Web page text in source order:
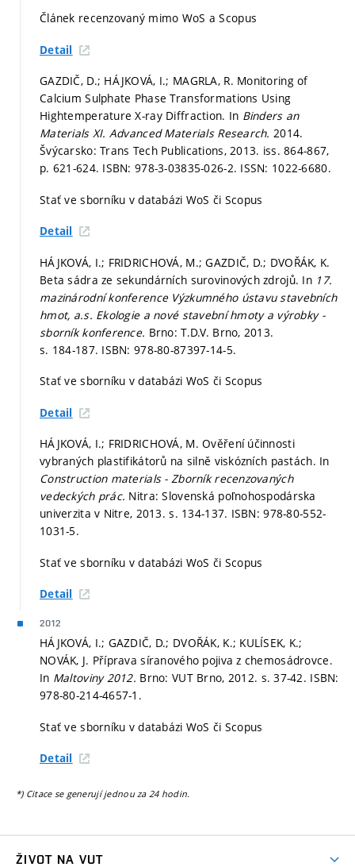
Článek recenzovaný mimo WoS a Scopus
Detail
GAZDIČ, D.; HÁJKOVÁ, I.; MAGRLA, R. Monitoring of
Calcium Sulphate Phase Transformations Using
Hightemperature X-ray Diffraction. In Binders an
Materials XI. Advanced Materials Research.2014.
Švýcarsko: Trans Tech Publications, 2013. iss. 864-867,
p. 621-624. ISBN: 978-3-03835-026-2. ISSN: 1022-6680.
Stať ve sborníku v databázi WoS či Scopus
Detail
HÁJKOVÁ, I.; FRIDRICHOVÁ, M.; GAZDIČ, D.; DVOŘÁK, K.
Beta sádra ze sekundárních surovinových zdrojů. In 17.
mazinárodní konference Výzkumného ústavu stavebních
hmot, a.s. Ekologie a nové stavební hmoty a výrobky -
sborník konference. Brno: T.D.V. Brno, 2013.
s. 184-187. ISBN: 978-80-87397-14-5.
Stať ve sborníku v databázi WoS či Scopus
Detail
HÁJKOVÁ, I.; FRIDRICHOVÁ, M. Ověření účinnosti
vybraných plastifikátorů na silně viskózních pastách. In
Construction materials - Zborník recenzovaných
vedeckých prác. Nitra: Slovenská poľnohospodárska
univerzita v Nitre, 2013.s. 134-137. ISBN: 978-80-552-
1031-5.
Stať ve sborníku v databázi WoS či Scopus
Detail
2012
HÁJKOVÁ, I.; GAZDIČ, D.; DVOŘÁK, K.; KULÍSEK, K.;
NOVÁK, J. Příprava síranového pojiva z chemosádrovce.
In Maltoviny 2012. Brno: VUT Brno, 2012. s. 37-42. ISBN:
978-80-214-4657-1.
Stať ve sborníku v databázi WoS či Scopus
Detail
*) Citace se generují jednou za 24 hodin.
ŽIVOT NA VUT